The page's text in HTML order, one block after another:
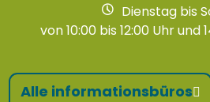
Dienstag bis
von 10:00 bis 12:00 Uhr und
Alle informationsbüros